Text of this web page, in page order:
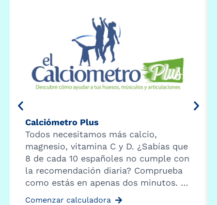
Calciómetro Plus
Todos necesitamos más calcio,
magnesio, vitamina C y D. ¿Sabías que
8 de cada 10 españoles no cumple con
la recomendación diaria? Comprueba
como estás en apenas dos minutos. …
Comenzar calculadora